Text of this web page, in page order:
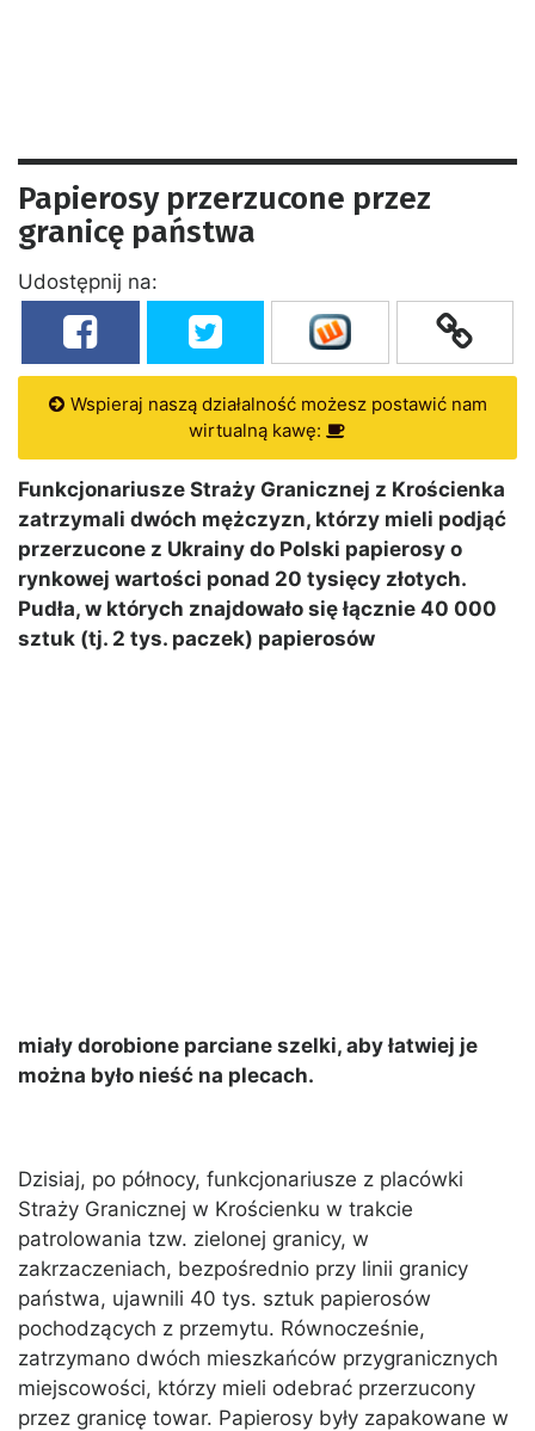
Papierosy przerzucone przez
granicę państwa
Udostępnij na:
Wspieraj naszą działalność możesz postawić nam
wirtualną kawę:
Funkcjonariusze Straży Granicznej z Krościenka
zatrzymali dwóch mężczyzn, którzy mieli podjąć
przerzucone z Ukrainy do Polski papierosy o
rynkowej wartości ponad 20 tysięcy złotych.
Pudła, w których znajdowało się łącznie 40 000
sztuk (tj. 2 tys. paczek) papierosów
miały dorobione parciane szelki, aby łatwiej je
można było nieść na plecach.
Dzisiaj, po północy, funkcjonariusze z placówki
Straży Granicznej w Krościenku w trakcie
patrolowania tzw. zielonej granicy, w
zakrzaczeniach, bezpośrednio przy linii granicy
państwa, ujawnili 40 tys. sztuk papierosów
pochodzących z przemytu. Równocześnie,
zatrzymano dwóch mieszkańców przygranicznych
miejscowości, którzy mieli odebrać przerzucony
przez granicę towar. Papierosy były zapakowane w